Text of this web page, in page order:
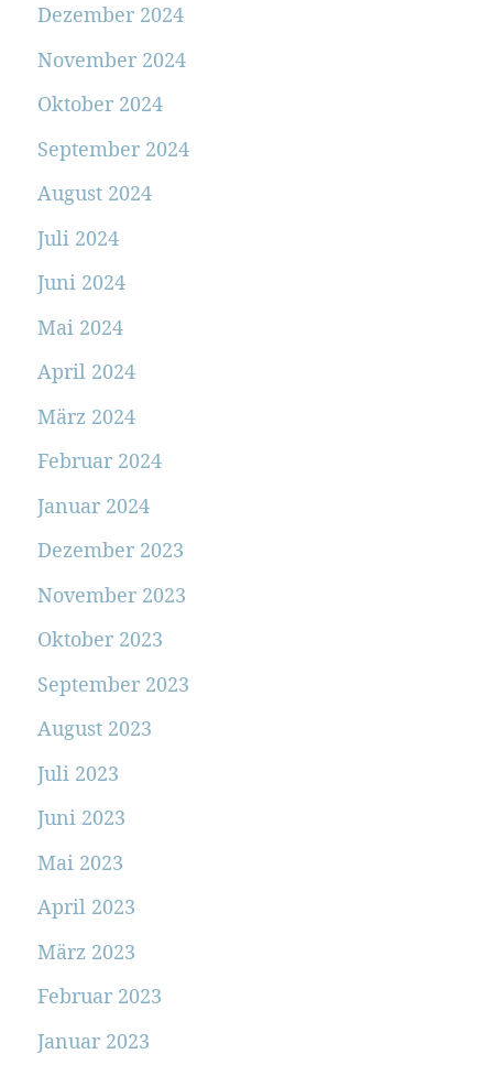
Dezember 2024
November 2024
Oktober 2024
September 2024
August 2024
Juli 2024
Juni 2024
Mai 2024
April 2024
März 2024
Februar 2024
Januar 2024
Dezember 2023
November 2023
Oktober 2023
September 2023
August 2023
Juli 2023
Juni 2023
Mai 2023
April 2023
März 2023
Februar 2023
Januar 2023